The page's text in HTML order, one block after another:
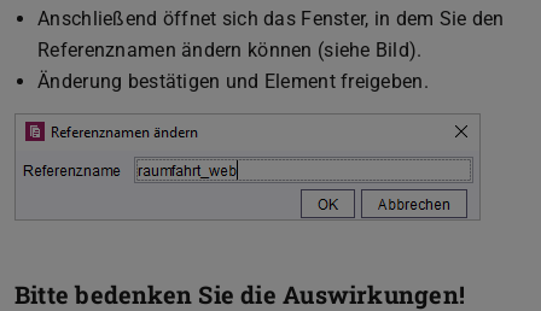
Anschließend öffnet sich das Fenster, in dem Sie den
Referenznamen ändern können (siehe Bild).
Änderung bestätigen und Element freigeben.
Bitte bedenken Sie die Auswirkungen!